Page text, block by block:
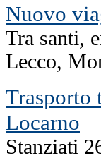
Nuovo
Tra santi,
Lecco,
Locarno
Stanziati